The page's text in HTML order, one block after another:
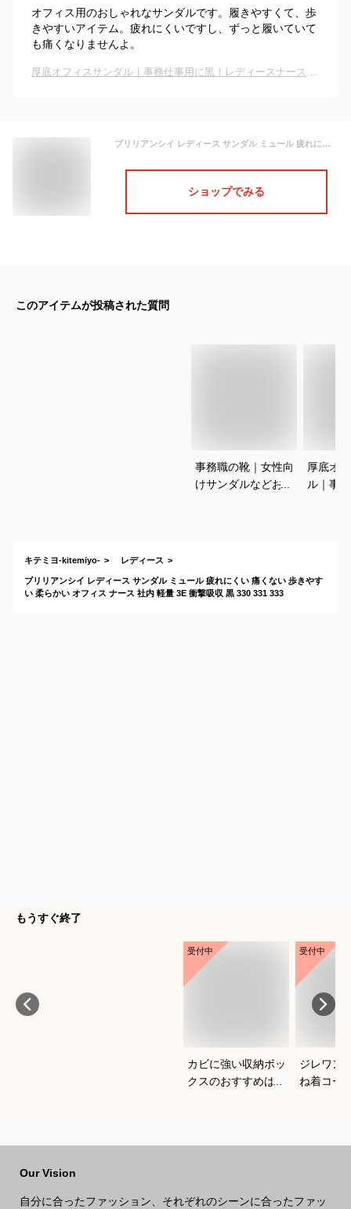
オフィス用のおしゃれなサンダルです。履きやすくて、歩
きやすいアイテム。疲れにくいですし、ずっと履いていて
も痛くなりませんよ。
厚底オフィスサンダル｜事務仕事用に黒！レディースナースサンダルなどのおすすめは？
ブリリアンシイ レディース サンダル ミュール 疲れにくい 痛くない 歩きやすい 柔らかい オフィス ナース 社内 軽量 3E 衝撃吸収 黒 330 331 333
ショップでみる
このアイテムが投稿された質問
事務職の靴｜女性向
けサンダルなどおす
厚底オ
ル｜事
キテミヨ-kitemiyo- レディース
ブリリアンシイ レディース サンダル ミュール 疲れにくい 痛くない 歩きやす
い 柔らかい オフィス ナース 社内 軽量 3E 衝撃吸収 黒 330 331 333
もうすぐ終了
受付中
カビに強い収納ボッ
クスのおすすめは？
受付中
ジレワン
ね着コー
Our Vision
自分に合ったファッション、それぞれのシーンに合ったファッ